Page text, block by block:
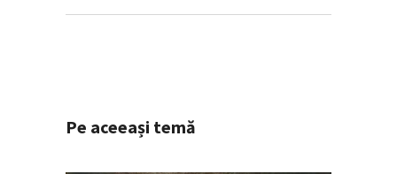
Pe aceeași temă